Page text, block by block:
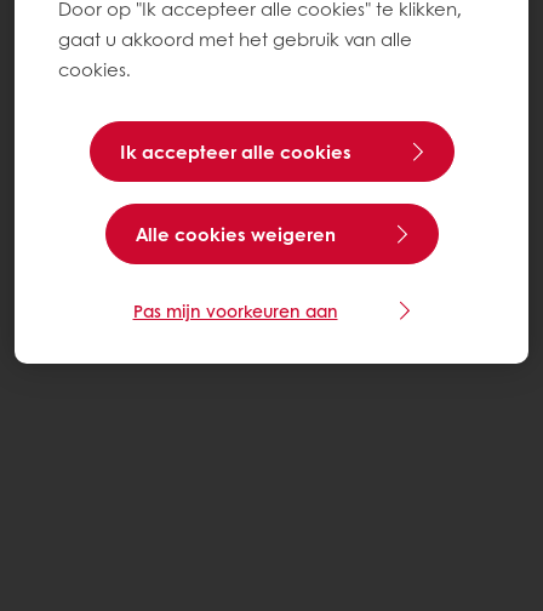
Door op "Ik accepteer alle cookies" te klikken,
gaat u akkoord met het gebruik van alle
cookies.
Ik accepteer alle cookies
Alle cookies weigeren
Pas mijn voorkeuren aan